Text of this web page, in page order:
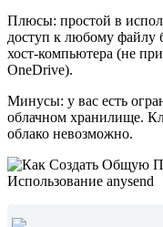
Плюсы: простой в
доступ к любому файлу
хост-компьютера (не
OneDrive).
Минусы: у вас есть
облачном хранилище.
облако невозможно.